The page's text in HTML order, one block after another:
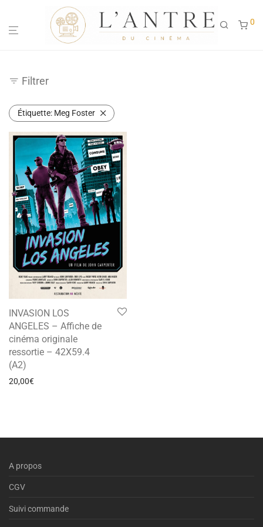
0
Filtrer
Étiquette: Meg Foster
INVASION LOS
ANGELES – Affiche de
cinéma originale
ressortie – 42X59.4
(A2)
20,00€
A propos
CGV
Suivi commande